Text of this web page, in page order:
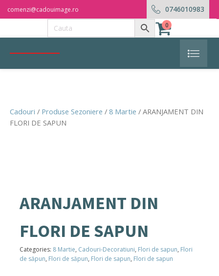
comenzi@cadouimage.ro 0746010983
0
Cadouri / Produse Sezoniere / 8 Martie / ARANJAMENT DIN
FLORI DE SAPUN
ARANJAMENT DIN
FLORI DE SAPUN
Categories: 8 Martie, Cadouri-Decoratiuni, Flori de sapun, Flori
de săpun, Flori de săpun, Flori de sapun, Flori de sapun